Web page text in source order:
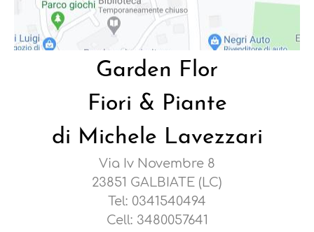
Garden Flor
Fiori & Piante
di Michele Lavezzari
Via Iv Novembre 8
23851 GALBIATE (LC)
Tel: 0341540494
Cell: 3480057641